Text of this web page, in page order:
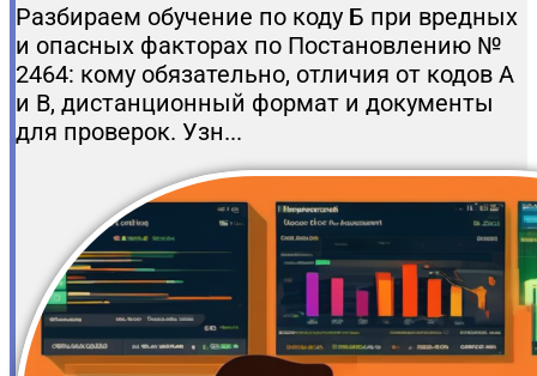
Разбираем обучение по коду Б при вредных
и опасных факторах по Постановлению №
2464: кому обязательно, отличия от кодов А
и В, дистанционный формат и документы
для проверок. Узн...